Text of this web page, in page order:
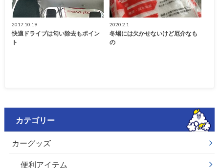
2017.10.19
快適ドライブは匂い除去もポイン
ト
2020.2.1
冬場には欠かせないけど厄介なも
の
カテゴリー
カーグッズ
便利アイテム